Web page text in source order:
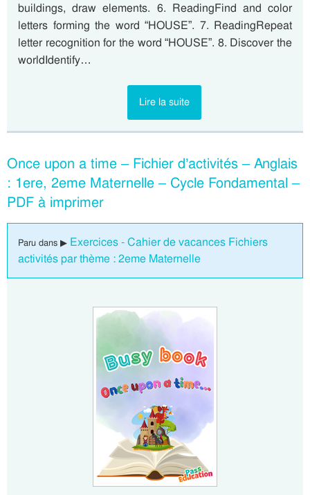
buildings, draw elements. 6. ReadingFind and color
letters forming the word “HOUSE”. 7. ReadingRepeat
letter recognition for the word “HOUSE”. 8. Discover the
worldIdentify…
Lire la suite
Once upon a time – Fichier d’activités – Anglais
: 1ere, 2eme Maternelle – Cycle Fondamental –
PDF à imprimer
Paru dans ▶ Exercices - Cahier de vacances Fichiers
activités par thème : 2eme Maternelle